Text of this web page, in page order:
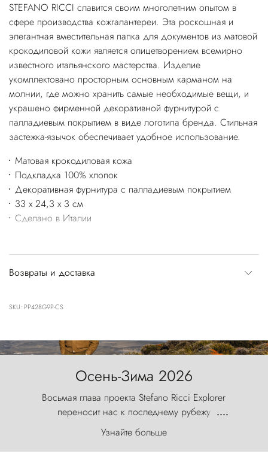
STEFANO RICCI славится своим многолетним опытом в
сфере производства кожгалантереи. Эта роскошная и
элегантная вместительная папка для документов из матовой
крокодиловой кожи является олицетворением всемирно
известного итальянского мастерства. Изделие
укомплектовано просторным основным карманом на
молнии, где можно хранить самые необходимые вещи, и
украшено фирменной декоративной фурнитурой с
палладиевым покрытием в виде логотипа бренда. Стильная
застежка-язычок обеспечивает удобное использование.
Матовая крокодиловая кожа
Подкладка 100% хлопок
Декоративная фурнитура с палладиевым покрытием
33 x 24,3 x 3 см
Сделано в Италии
Возвраты и доставка
SKU: PP428G9P-CS
Осень-Зима 2026
Восьмая глава проекта Stefano Ricci Explorer
переносит нас к последнему рубежу
первозданного мира, где ветер с
первобытной яростью ваяет ландшафт, а пики
Торрес-дель-Пайне, словно каменные стражи,
....
Узнайте больше